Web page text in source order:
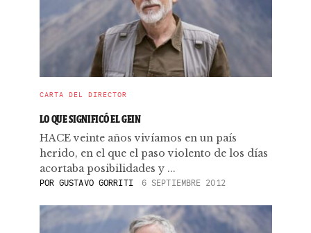
CARTA DEL DIRECTOR
LO QUE SIGNIFICÓ EL GEIN
HACE veinte años vivíamos en un país
herido, en el que el paso violento de los días
acortaba posibilidades y ...
POR GUSTAVO GORRITI 6 SEPTIEMBRE 2012